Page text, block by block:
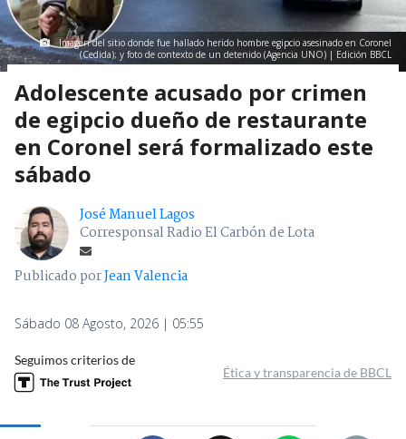
Imagen del sitio donde fue hallado herido hombre egipcio asesinado en Coronel
(Cedida); y foto de contexto de un detenido (Agencia UNO) | Edición BBCL
Adolescente acusado por crimen
de egipcio dueño de restaurante
en Coronel será formalizado este
sábado
José Manuel Lagos
Corresponsal Radio El Carbón de Lota
Publicado porJean Valencia
Sábado 08 Agosto, 2026 | 05:55
Seguimos criterios de
Ética y transparencia de BBCL